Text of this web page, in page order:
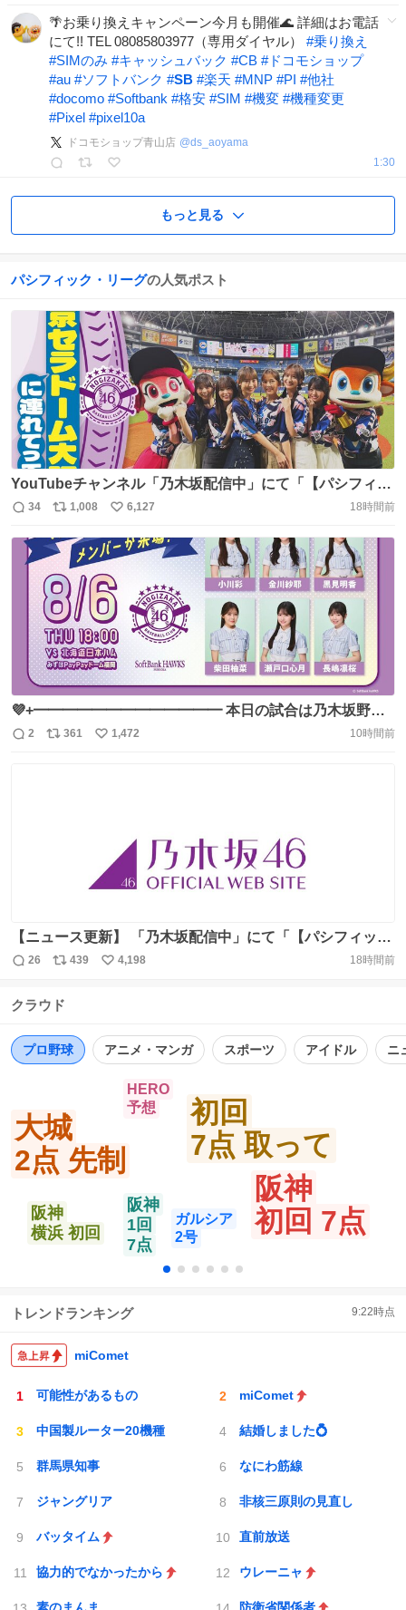
🌴お乗り換えキャンペーン今月も開催🌊 詳細はお電話
にて!! TEL 08085803977（専用ダイヤル） #乗り換え
#SIMのみ #キャッシュバック #CB #ドコモショップ
#au #ソフトバンク #SB #楽天 #MNP #PI #他社
#docomo #Softbank #格安 #SIM #機変 #機種変更
#Pixel #pixel10a
ドコモショップ青山店 @ds_aoyama
1:30
もっと見る
パシフィック・リーグの人気ポスト
YouTubeチャンネル「乃木坂配信中」にて「【パシフィッ
ク・リーグに連れてって！】 #乃木坂野球部 が京セラドー
⚾ スタメンアナウンスやセレモニアルピッチの裏側をお届
け📸 ぜひご覧ください🏟️ https://t.co/fnnbBLs0V3 #乃木
坂46 https://t.co/iEltJy7Om0
返
信
34
リ
ポ
ス
ト
数
1,008
い
い
ね
数
6,127 18時間前
💜+━━━━━━━━━━━━━ 本日の試合は乃木坂野球
部が来場 ━━━━━━━━━━━━━+💜 「パシフィッ
返
2
リ
361
い
1,472 10時間前
【ニュース更新】 「乃木坂配信中」にて「【パシフィッ
ク・リーグに連れてって！】乃木坂野球部が京セラドーム
https://t.co/Rz4PVWRZaf https://t.co/JUne8h4wuQ
返
数
26
リ
ス
数
439
い
4,198 18時間前
クラウド
プロ野球 アニメ・マンガ スポーツ アイドル ニ
阪神
初回 7点
大城
2点 先制
初回
7点 取って
阪神
横浜 初回
阪神
1回
7点
ガルシア
2号
HERO
予想
トレンドランキング 9:22時点
miComet
可能性があるもの miComet
中国製ルーター20機種 結婚しました💍
群馬県知事 なにわ筋線
ジャングリア 非核三原則の見直し
バッタイム 直前放送
協力的でなかったから ウレーニャ